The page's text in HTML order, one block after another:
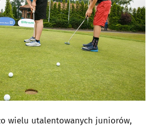
wielu utalentowanych juniorów,